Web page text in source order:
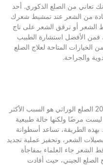
تعاني من الصلع الذكوري. أحد
من الشعر عند تمشيط شعرك
أو ترقق الشعر على تاج
فمن الأفضل استشارة الطبيب
الخيارات المتاحة لعلاج الصلع
والجراحة.
يبحث الكثير عن علاج الصلع الوراثي 2022 الصلع الوراثي هو السبب الأكثر
ليست مرضًا ولكنها حالة طبيعية
الطريقة، تساعد أسطوانة
الشعر، وتحفيز عملية تجديد
تساقط الشعر جاء العلماء بمفاجأة
الجيني، حيث أفادت